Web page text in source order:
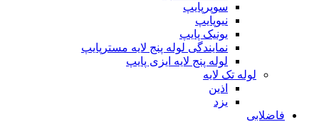
سوپرپایپ
نیوپایپ
یونیک پایپ
نمایندگی لوله پنج لایه مسترپایپ
لوله پنج لایه ایزی پایپ
لوله تک لایه
اذین
یزد
فاضلابی